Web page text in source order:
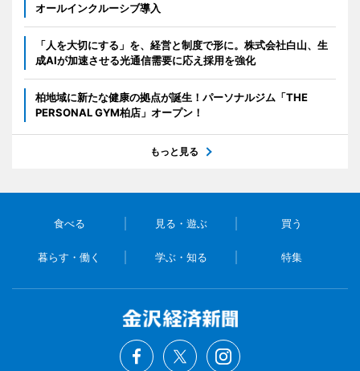
オールインクルーシブ導入
「人を大切にする」を、経営と制度で形に。株式会社白山、生
成AIが加速させる光通信需要に応え採用を強化
柏地域に新たな健康の拠点が誕生！パーソナルジム「THE
PERSONAL GYM柏店」オープン！
もっと見る
食べる 見る・遊ぶ 買う
暮らす・働く 学ぶ・知る 特集